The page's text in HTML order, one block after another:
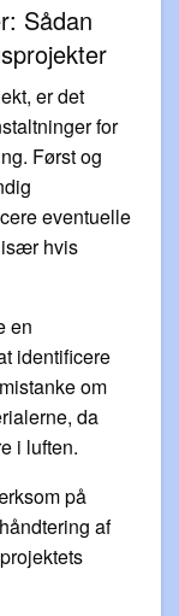
Sådan
er det
for
Først og
eventuelle
især hvis
en
identificere
om
da
i luften.
på
af